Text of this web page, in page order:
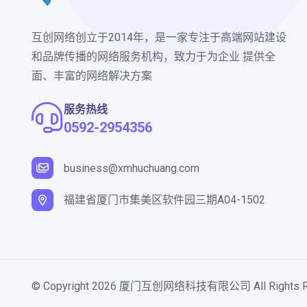
互创网络创立于2014年，是一家专注于高端网站建设
和品牌传播的网络服务机构，致力于为企业 提供全
面、丰富的网络解决方案
服务热线
0592-2954356
business@xmhuchuang.com
福建省厦门市集美区软件园三期A04-1502
© Copyright 2026 厦门互创网络科技有限公司 All Rights